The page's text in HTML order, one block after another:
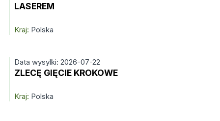
LASEREM
Kraj: Polska
Data wysylki: 2026-07-22
ZLECĘ GIĘCIE KROKOWE
Kraj: Polska